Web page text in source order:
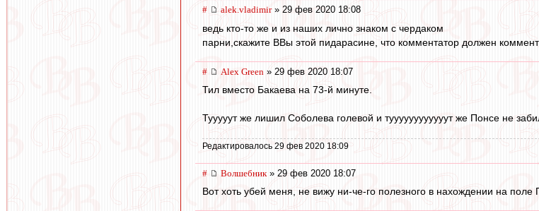
# alek.vladimir» 29 фев 2020 18:08
ведь кто-то же и из наших лично знаком с чердаком
парни,скажите ВВы этой пидарасине, что комментатор должен
# Alex Green » 29 фев 2020 18:07
Тил вместо Бакаева на 73-й минуте.
Тууууут же лишил Соболева голевой и туууууууууууут же Понсе не
Редактировалось 29 фев 2020 18:09
# Волшебник » 29 фев 2020 18:07
Вот хоть убей меня, не вижу ни-че-го полезного в нахождении на